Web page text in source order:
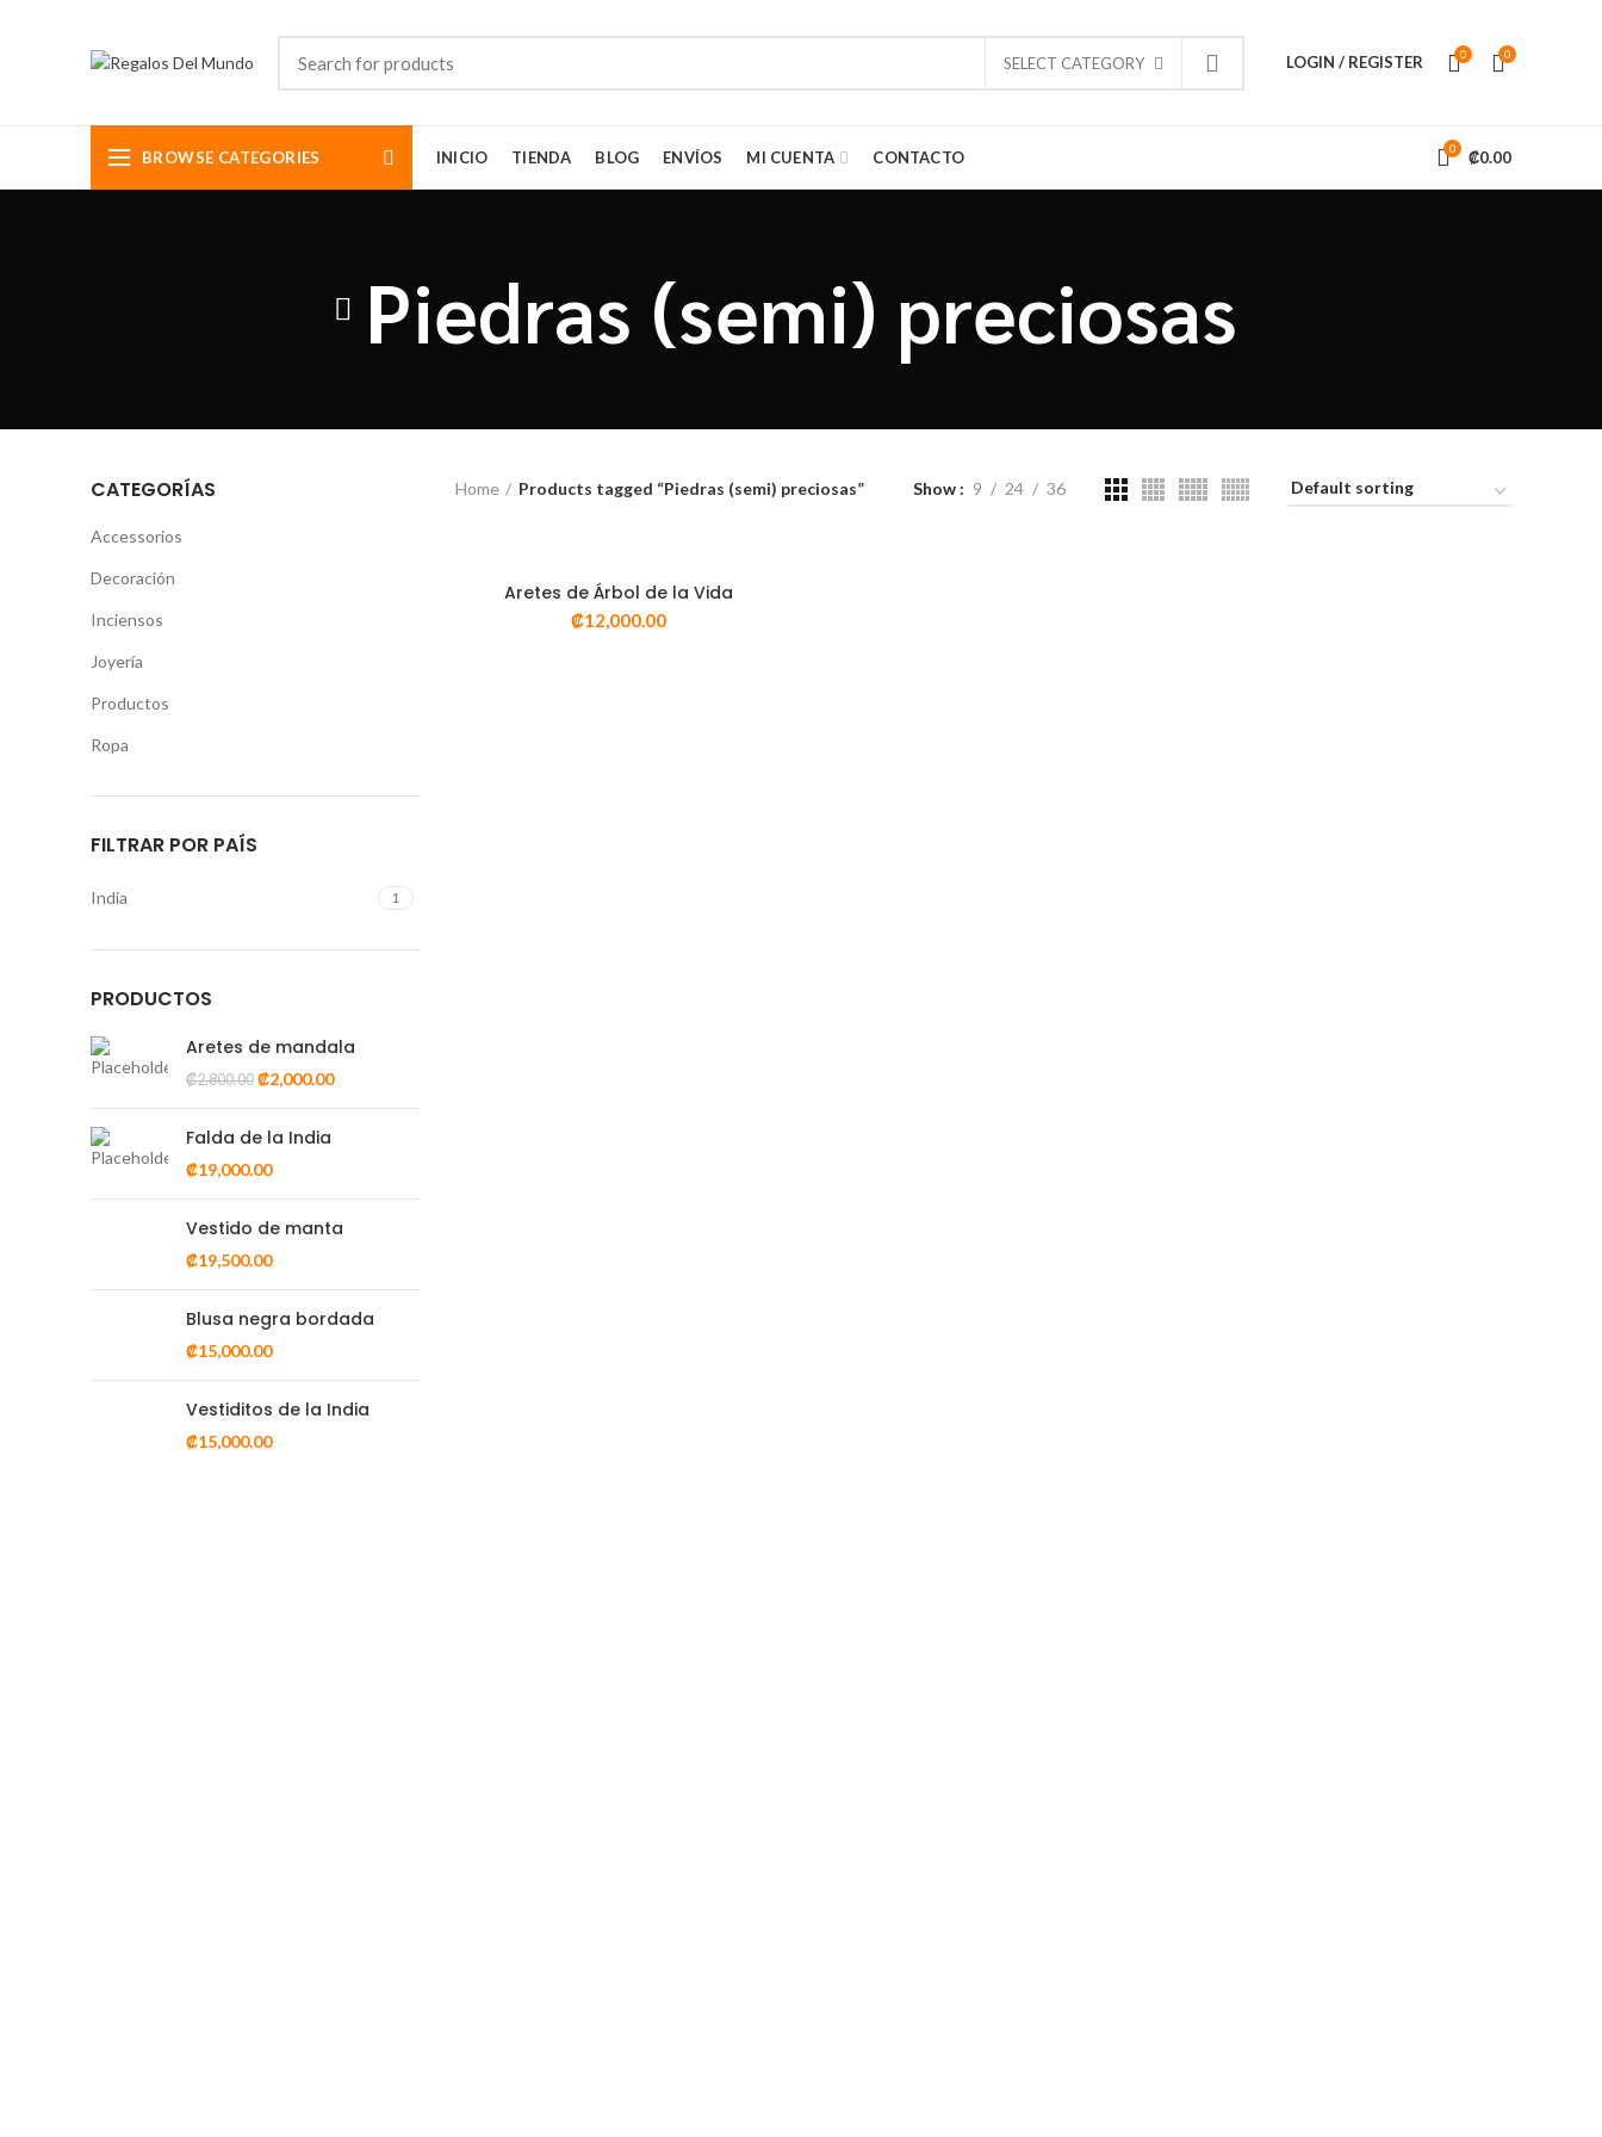
SELECT CATEGORY LOGIN / REGISTER 0 0
BROWSE CATEGORIES INICIO TIENDA BLOG ENVÍOS MI CUENTA CONTACTO 0 ₡0.00
Piedras (semi) preciosas
CATEGORÍAS
Accessorios
Decoración
Inciensos
Joyería
Productos
Ropa
FILTRAR POR PAÍS
India 1
PRODUCTOS
Aretes de mandala
₡2,800.00 ₡2,000.00
Falda de la India
₡19,000.00
Vestido de manta
₡19,500.00
Blusa negra bordada
₡15,000.00
Vestiditos de la India
₡15,000.00
Home Products tagged “Piedras (semi) preciosas” Show 9 24 36
SELECT OPTIONS
Aretes de Árbol de la Vida
₡12,000.00
FOOTER MENU
Instagram profile
New Collection
Woman Dress
parturient orci at scelerisque neque dis nam
parturient.
Phone: (064) 332-1233
RECENT POSTS
Somos amantes de los artículos del lejano oriente. Estamos fascinados con los colores y
Tel: (506) 7165-9676
INFORMACIÓN